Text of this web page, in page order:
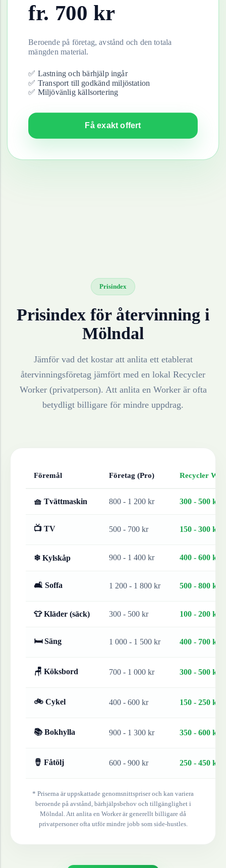
fr. 700 kr
Beroende på företag, avstånd och den totala
mängden material.
✅ Lastning och bärhjälp ingår
✅ Transport till godkänd miljöstation
✅ Miljövänlig källsortering
Få exakt offert
Prisindex
Prisindex för återvinning i
Mölndal
Jämför vad det kostar att anlita ett etablerat
återvinningsföretag jämfört med en lokal Recycler
Worker (privatperson). Att anlita en Worker är ofta
betydligt billigare för mindre uppdrag.
Föremål Företag (Pro) Recycler
🧺 Tvättmaskin 800 - 1 200 kr 300 - 500 kr
📺 TV 500 - 700 kr 150 - 300 kr
❄ Kylskåp 900 - 1 400 kr 400 - 600 kr
🛋 Soffa 1 200 - 1 800 kr 500 - 800 kr
👕 Kläder (säck) 300 - 500 kr 100 - 200 kr
🛏 Säng 1 000 - 1 500 kr 400 - 700 kr
🪑 Köksbord 700 - 1 000 kr 300 - 500 kr
🚲 Cykel 400 - 600 kr 150 - 250 kr
📚 Bokhylla 900 - 1 300 kr 350 - 600 kr
🪘 Fåtölj 600 - 900 kr 250 - 450 kr
* Priserna är uppskattade genomsnittspriser och kan variera
beroende på avstånd, bärhjälpsbehov och tillgänglighet i
Mölndal. Att anlita en Worker är generellt billigare då
privatpersoner ofta utför mindre jobb som side-hustles.